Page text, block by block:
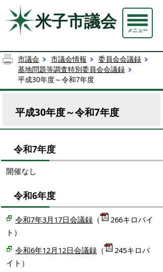
米子市議会 メニュー
市議会 市議会情報
委員会会議録
基地問題等調査特別委員会会議録
平成30年度～令和7年度
平成30年度～令和7年度
令和7年度
開催なし
令和6年度
令和7年3月17日会議録 （
266キロバイ
ト）
令和6年12月12日会議録 （
245キロバ
イト）